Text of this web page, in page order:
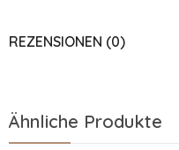
REZENSIONEN (0)
Ähnliche Produkte